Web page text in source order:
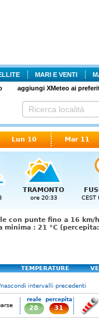
MARI E VENTI
aggiungi XMeteo ai
Lun 10 Mar 11
TRAMONTO
ore 20:33 CEST
con punte fino a 16 km/
: 21 °C
TEMPERATURE
intervalli precedenti
reale
28
percepita
31